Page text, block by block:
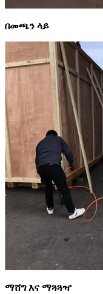
በመጫን ላይ
ማሸግ እና ማጓጓዣ